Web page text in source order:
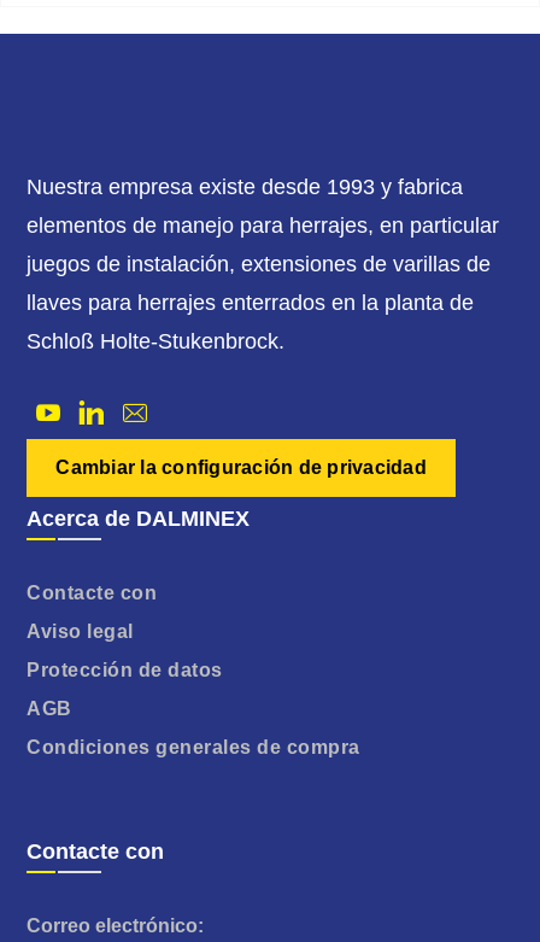
Nuestra empresa existe desde 1993 y fabrica
elementos de manejo para herrajes, en particular
juegos de instalación, extensiones de varillas de
llaves para herrajes enterrados en la planta de
Schloß Holte-Stukenbrock.
Cambiar la configuración de privacidad
Acerca de DALMINEX
Contacte con
Aviso legal
Protección de datos
AGB
Condiciones generales de compra
Contacte con
Correo electrónico: